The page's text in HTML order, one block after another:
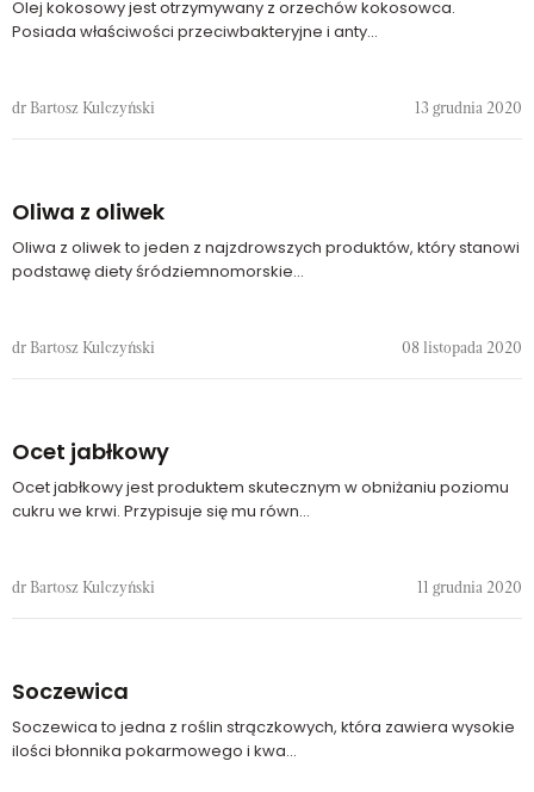
Olej kokosowy jest otrzymywany z orzechów kokosowca.
Posiada właściwości przeciwbakteryjne i anty...
dr Bartosz Kulczyński 13 grudnia 2020
Oliwa z oliwek
Oliwa z oliwek to jeden z najzdrowszych produktów, który stanowi
podstawę diety śródziemnomorskie...
dr Bartosz Kulczyński 08 listopada 2020
Ocet jabłkowy
Ocet jabłkowy jest produktem skutecznym w obniżaniu poziomu
cukru we krwi. Przypisuje się mu równ...
dr Bartosz Kulczyński 11 grudnia 2020
Soczewica
Soczewica to jedna z roślin strączkowych, która zawiera wysokie
ilości błonnika pokarmowego i kwa...